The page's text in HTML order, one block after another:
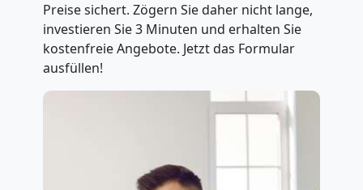
Preise sichert. Zögern Sie daher nicht lange,
investieren Sie 3 Minuten und erhalten Sie
kostenfreie Angebote. Jetzt das Formular
ausfüllen!